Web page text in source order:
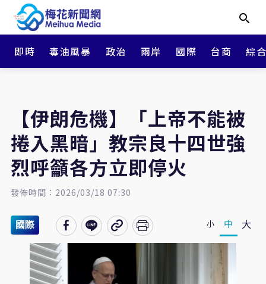
即時 毒油風暴 政治 兩岸 國際 台商 綜
【伊朗危機】「上帝不能被
捲入黑暗」教宗良十四世強
烈呼籲各方立即停火
發佈時間：2026/03/18 07:30
國際 小 中 大